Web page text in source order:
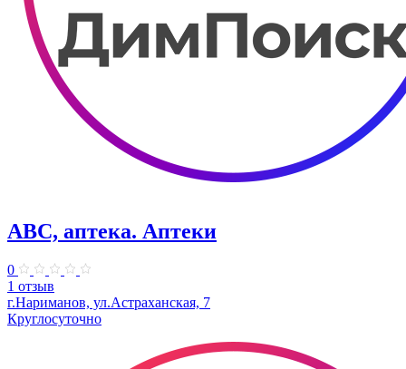
ABC, аптека. Аптеки
0
1 отзыв
г.Нариманов, ул.Астраханская, 7
Круглосуточно